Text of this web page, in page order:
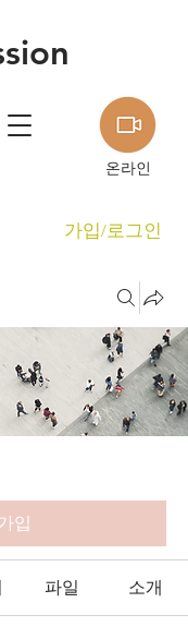
온라인
가입/로그인
입
파일 소개